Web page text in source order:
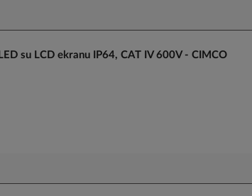
su LCD ekranu IP64, CAT IV 600V - CIMCO